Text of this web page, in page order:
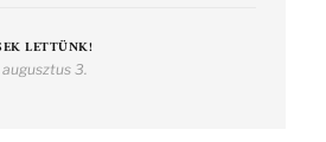
LETTÜNK!
3.